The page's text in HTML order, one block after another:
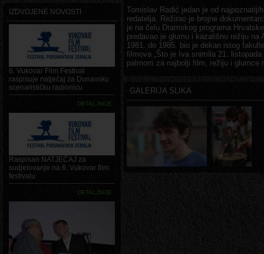
IZDVOJENE NOVOSTI
6. Vukovar Film Festival
raspisuje natječaj za Dunavsku
scenarističku radionicu
DETALJNIJE
Raspisan NATJEČAJ za
sudjelovanje na 6. Vukovar film
festivalu
DETALJNIJE
Tomislav Radić jedan je od
redatelja. Režirao je brojne
je na čelu Dramskog programa
predavao je glumu i kazališnu režiju
1981. do 1985. bio je dekan istog
filmova „Što je Iva snimila 21. listopada
palmom za najbolji film, režiju i glumce
GALERIJA SLIKA